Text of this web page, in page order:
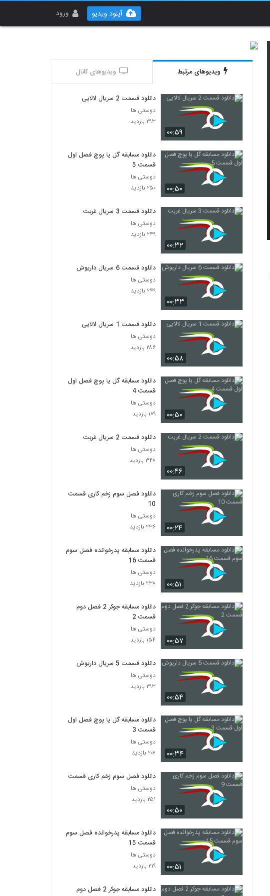
ورود آپلود ویدیو
ویدیوهای مرتبط ویدیوهای کانال
۰۰:۵۹
دانلود قسمت 2 سریال لالایی
دوستی ها
۲۹۳ بازدید
۰۰:۵۰
دانلود مسابقه گل یا پوچ فصل اول
قسمت 5
دوستی ها
۲۵۰ بازدید
۰۰:۳۲
دانلود قسمت 3 سریال غربت
دوستی ها
۲۴۹ بازدید
۰۰:۳۳
دانلود قسمت 6 سریال داریوش
دوستی ها
۲۴۹ بازدید
۰۰:۵۸
دانلود قسمت 1 سریال لالایی
دوستی ها
۲۸۶ بازدید
۰۰:۵۰
دانلود مسابقه گل یا پوچ فصل اول
قسمت 4
دوستی ها
۱۸۹ بازدید
۰۰:۴۶
دانلود قسمت 2 سریال غربت
دوستی ها
۳۴۸ بازدید
۰۰:۲۴
دانلود فصل سوم زخم کاری قسمت
10
دوستی ها
۲۳۶ بازدید
۰۰:۵۱
دانلود مسابقه پدرخوانده فصل سوم
قسمت 16
دوستی ها
۲۳۸ بازدید
۰۰:۵۷
دانلود مسابقه جوکر 2 فصل دوم
قسمت 2
دوستی ها
۱۵۴ بازدید
۰۰:۵۴
دانلود قسمت 5 سریال داریوش
دوستی ها
۲۹۳ بازدید
۰۰:۳۴
دانلود مسابقه گل یا پوچ فصل اول
قسمت 3
دوستی ها
۲۰۷ بازدید
۰۰:۵۰
دانلود فصل سوم زخم کاری قسمت 9
دوستی ها
۲۵۱ بازدید
۰۰:۵۱
دانلود مسابقه پدرخوانده فصل سوم
قسمت 15
دوستی ها
۲۱۹ بازدید
دانلود مسابقه جوکر 2 فصل دوم